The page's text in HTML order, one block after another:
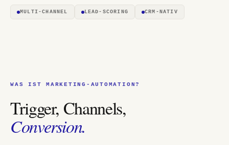
MULTI-CHANNEL LEAD-SCORING CRM-NATIV
WAS IST MARKETING-AUTOMATION?
Trigger, Channels,
Conversion.